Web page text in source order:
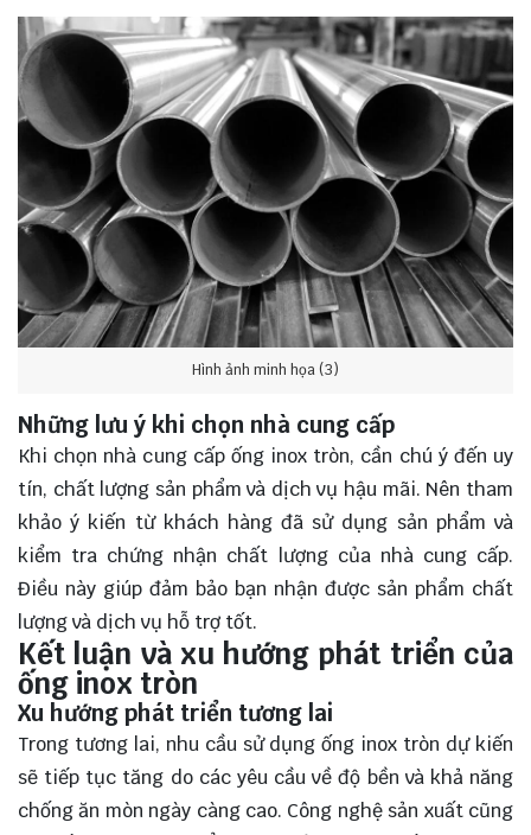
Hình ảnh minh họa (3)
Những lưu ý khi chọn nhà cung cấp
Khi chọn nhà cung cấp ống inox tròn, cần chú ý đến uy
tín, chất lượng sản phẩm và dịch vụ hậu mãi. Nên tham
khảo ý kiến từ khách hàng đã sử dụng sản phẩm và
kiểm tra chứng nhận chất lượng của nhà cung cấp.
Điều này giúp đảm bảo bạn nhận được sản phẩm chất
lượng và dịch vụ hỗ trợ tốt.
Kết luận và xu hướng phát triển của
ống inox tròn
Xu hướng phát triển tương lai
Trong tương lai, nhu cầu sử dụng ống inox tròn dự kiến
sẽ tiếp tục tăng do các yêu cầu về độ bền và khả năng
chống ăn mòn ngày càng cao. Công nghệ sản xuất cũng